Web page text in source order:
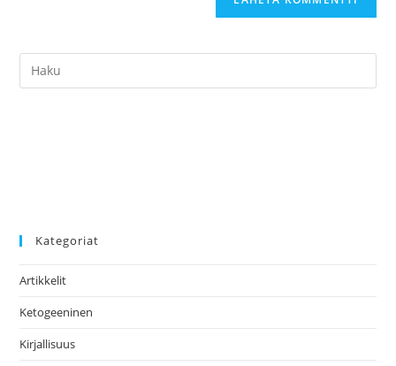
Kategoriat
Artikkelit
Ketogeeninen
Kirjallisuus